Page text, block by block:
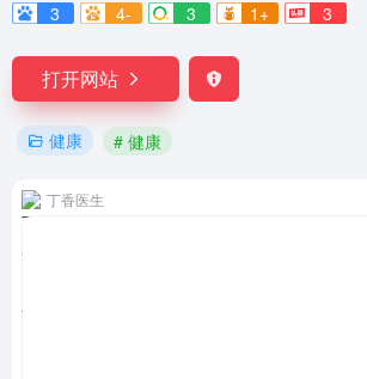
3
4- 3 1+ 3
打开网站
健康 # 健康
丁香医生